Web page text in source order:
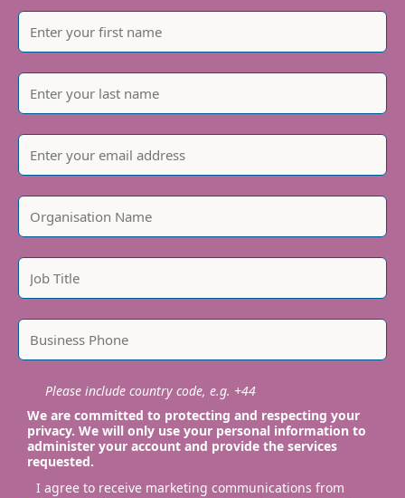
Please include country code, e.g. +44
We are committed to protecting and respecting your
privacy. We will only use your personal information to
administer your account and provide the services
requested.
I agree to receive marketing communications from